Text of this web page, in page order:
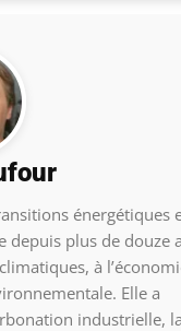
énergétiques
depuis plus de douze
à
Elle a
industrielle,